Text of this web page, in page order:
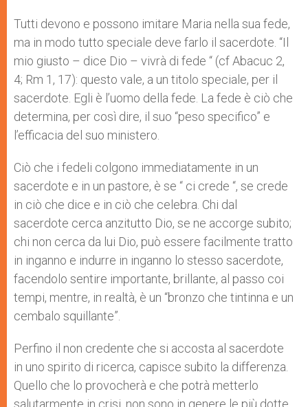
Tutti devono e possono imitare Maria nella sua fede,
ma in modo tutto speciale deve farlo il sacerdote. “Il
mio giusto – dice Dio – vivrà di fede “ (cf Abacuc 2,
4; Rm 1, 17): questo vale, a un titolo speciale, per il
sacerdote. Egli è l’uomo della fede. La fede è ciò che
determina, per così dire, il suo “peso specifico” e
l’efficacia del suo ministero.
Ciò che i fedeli colgono immedia­tamente in un
sacerdote e in un pastore, è se “ ci crede “, se crede
in ciò che dice e in ciò che celebra. Chi dal
sacerdote cer­ca anzitutto Dio, se ne accorge subito;
chi non cerca da lui Dio, può essere facilmente tratto
in inganno e indurre in inganno lo stesso sacerdote,
facendolo sentire importante, brillante, al pas­so coi
tempi, mentre, in realtà, è un “bronzo che tintinna e un
cembalo squillante”.
Perfino il non credente che si accosta al sacerdote
in uno spirito di ricerca, capisce subi­to la differenza.
Quello che lo provocherà e che potrà metterlo
salutarmente in crisi, non sono in genere le più dotte